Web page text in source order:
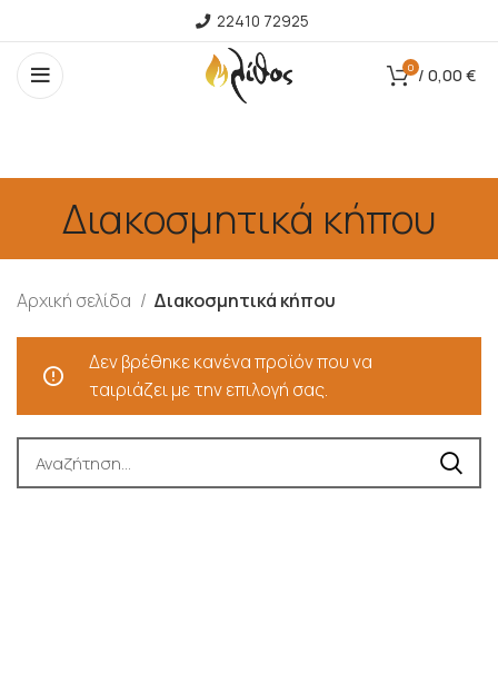
22410 72925
0 / 0,00 €
Διακοσμητικά κήπου
Αρχική σελίδα Διακοσμητικά κήπου
Δεν βρέθηκε κανένα προϊόν που να
ταιριάζει με την επιλογή σας.